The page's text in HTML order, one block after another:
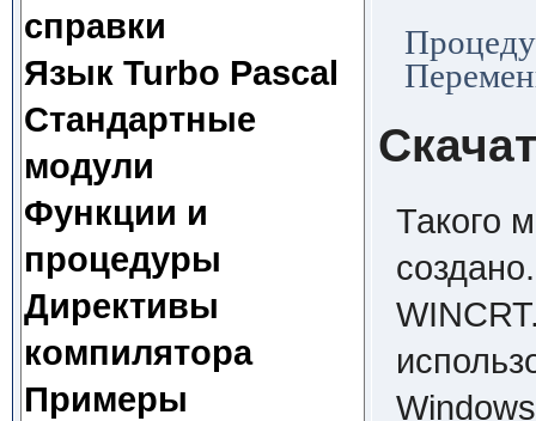
справки
Язык Turbo Pascal
Стандартные
модули
Функции и
процедуры
Директивы
компилятора
Примеры
Такого